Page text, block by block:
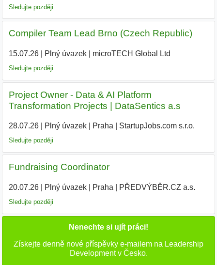
Sledujte později
Compiler Team Lead Brno (Czech Republic)
15.07.26| Plný úvazek| microTECH Global Ltd
Sledujte později
Project Owner - Data & AI Platform
Transformation Projects | DataSentics a.s
28.07.26| Plný úvazek| Praha StartupJobs.com s.r.o.
Sledujte později
Fundraising Coordinator
20.07.26| Plný úvazek| Praha PŘEDVÝBĚR.CZ a.s.
Sledujte později
Nenechte si ujít práci!
Získejte denně nové příspěvky e-mailem na Leadership
Development v Česko.